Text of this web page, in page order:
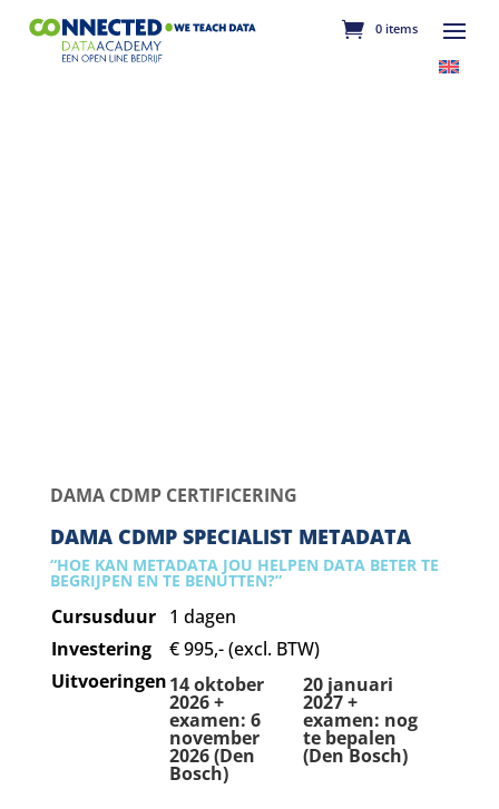
0 items
DAMA CDMP CERTIFICERING
DAMA CDMP SPECIALIST METADATA
“HOE KAN METADATA JOU HELPEN DATA BETER TE
BEGRIJPEN EN TE BENUTTEN?”
Cursusduur
1 dagen
Investering
€ 995,- (excl. BTW)
Uitvoeringen14 oktober
2026 +
examen: 6
november
2026 (Den
Bosch)
20 januari
2027 +
examen: nog
te bepalen
(Den Bosch)